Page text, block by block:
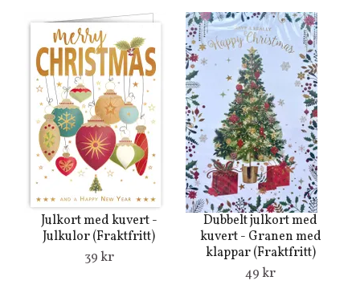
Julkort med kuvert -
Julkulor (Fraktfritt)
39 kr
Dubbelt julkort med
kuvert - Granen med
klappar (Fraktfritt)
49 kr